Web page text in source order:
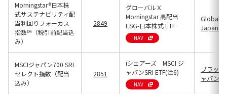
Morningstar®日本株
式サステナビリティ配
当利回りフォーカス
指数℠（税引前配当込
み）
2849
グローバルＸ
Morningstar 高配当
ESG-日本株式 ETF
iNAV
Global X
MSCIジャパン700 SRI
セレクト指数（配当
込み）
2851
iシェアーズ MSCI ジ
ャパンSRI ETF(注6)
iNAV
ブラッ
ャパン